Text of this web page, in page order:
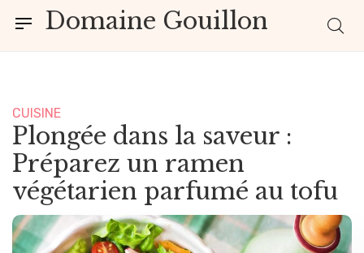
Domaine Gouillon
CUISINE
Plongée dans la saveur :
Préparez un ramen
végétarien parfumé au tofu